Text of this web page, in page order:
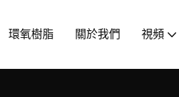
環氧樹脂 關於我們 視頻